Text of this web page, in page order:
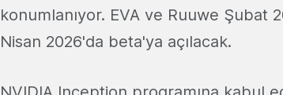
konumlanıyor. EVA ve Ruuwe
Nisan 2026'da beta'ya açılacak.